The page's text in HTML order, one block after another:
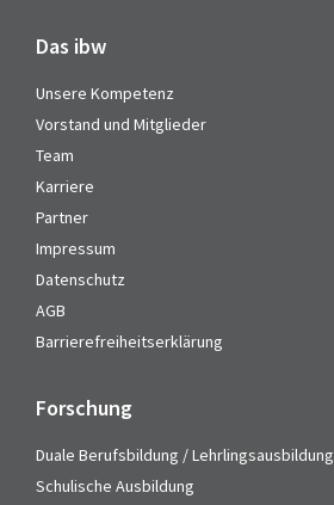
Das ibw
Unsere Kompetenz
Vorstand und Mitglieder
Team
Karriere
Partner
Impressum
Datenschutz
AGB
Barrierefreiheitserklärung
Forschung
Duale Berufsbildung / Lehrlingsausbildung
Schulische Ausbildung